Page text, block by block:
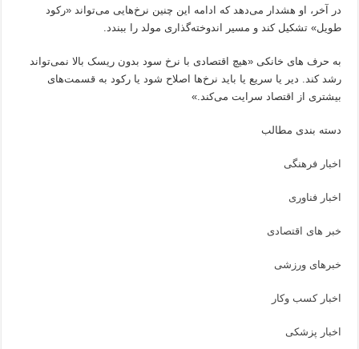
در آخر، او هشدار می‌دهد که ادامه این چنین نرخ‌هایی می‌تواند «رکود
طویل» تشکیل کند و مسیر اندوخته‌گذاری مولد را ببندد.
به حرف های خانکی «هیچ اقتصادی با نرخ سود بدون ریسک بالا نمی‌تواند
رشد کند. دیر یا سریع یا باید نرخ‌ها اصلاح شود یا رکود به قسمت‌های
بیشتری از اقتصاد سرایت می‌کند.»
دسته بندی مطالب
اخبار فرهنگی
اخبار فناوری
خبر های اقتصادی
خبرهای ورزشی
اخبار کسب وکار
اخبار پزشکی